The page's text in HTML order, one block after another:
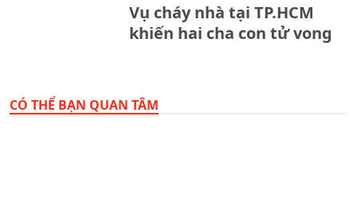
Vụ cháy nhà tại TP.HCM
khiến hai cha con tử vong
CÓ THỂ BẠN QUAN TÂM